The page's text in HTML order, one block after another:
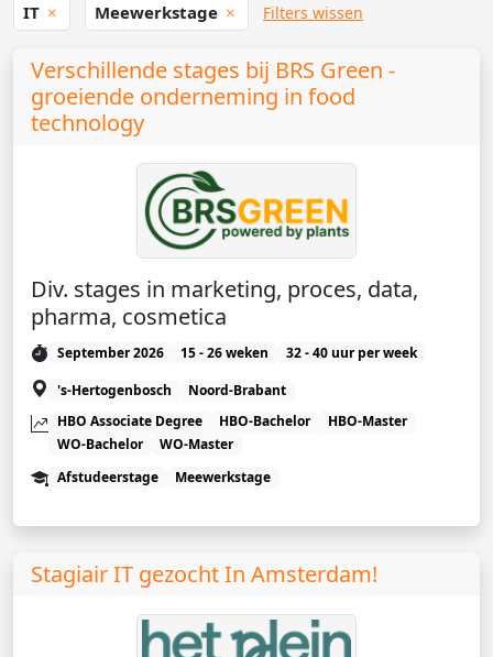
IT Meewerkstage Filters wissen
Verschillende stages bij BRS Green -
groeiende onderneming in food
technology
Div. stages in marketing, proces, data,
pharma, cosmetica
September 2026 15 - 26 weken
32 - 40 uur per week
's-Hertogenbosch
Noord-Brabant
HBO Associate Degree
HBO-Bachelor
HBO-Master
WO-Bachelor
WO-Master
Afstudeerstage
Meewerkstage
Stagiair IT gezocht In Amsterdam!